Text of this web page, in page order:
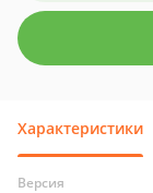
Характеристики
Версия